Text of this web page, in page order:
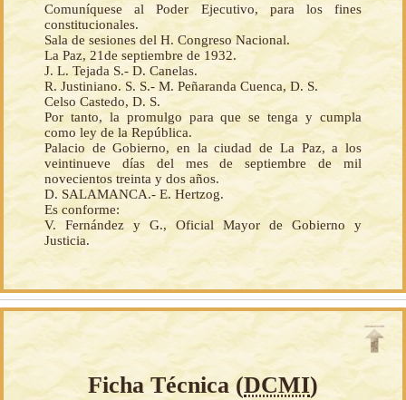
Comuníquese al Poder Ejecutivo, para los fines
constitucionales.
Sala de sesiones del H. Congreso Nacional.
La Paz, 21de septiembre de 1932.
J. L. Tejada S.- D. Canelas.
R. Justiniano. S. S.- M. Peñaranda Cuenca, D. S.
Celso Castedo, D. S.
Por tanto, la promulgo para que se tenga y cumpla
como ley de la República.
Palacio de Gobierno, en la ciudad de La Paz, a los
veintinueve días del mes de septiembre de mil
novecientos treinta y dos años.
D. SALAMANCA.- E. Hertzog.
Es conforme:
V. Fernández y G., Oficial Mayor de Gobierno y
Justicia.
Ficha Técnica (DCMI)